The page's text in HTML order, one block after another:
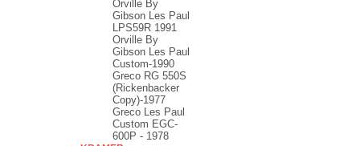
Orville By
Gibson Les Paul
LPS59R 1991
Orville By
Gibson Les Paul
Custom-1990
Greco RG 550S
(Rickenbacker
Copy)-1977
Greco Les Paul
Custom EGC-
600P - 1978